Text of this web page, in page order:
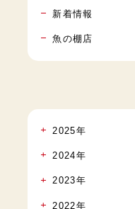
新着情報
魚の棚店
2025年
2024年
2023年
2022年